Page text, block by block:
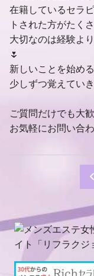
在籍しているセラ
トされた方がたく
大切なのは経験よ
🌷
新しいことを始め
少しずつ覚えてい
ご質問だけでも大
お気軽にお問い合